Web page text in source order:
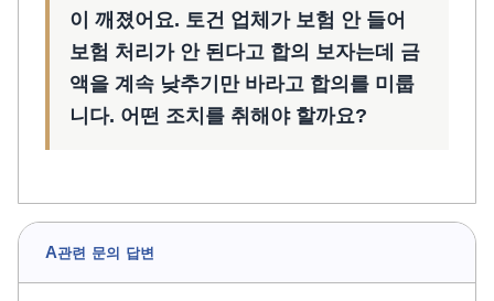
이 깨졌어요. 토건 업체가 보험 안 들어
보험 처리가 안 된다고 합의 보자는데 금
액을 계속 낮추기만 바라고 합의를 미룹
니다. 어떤 조치를 취해야 할까요?
A관련 문의 답변